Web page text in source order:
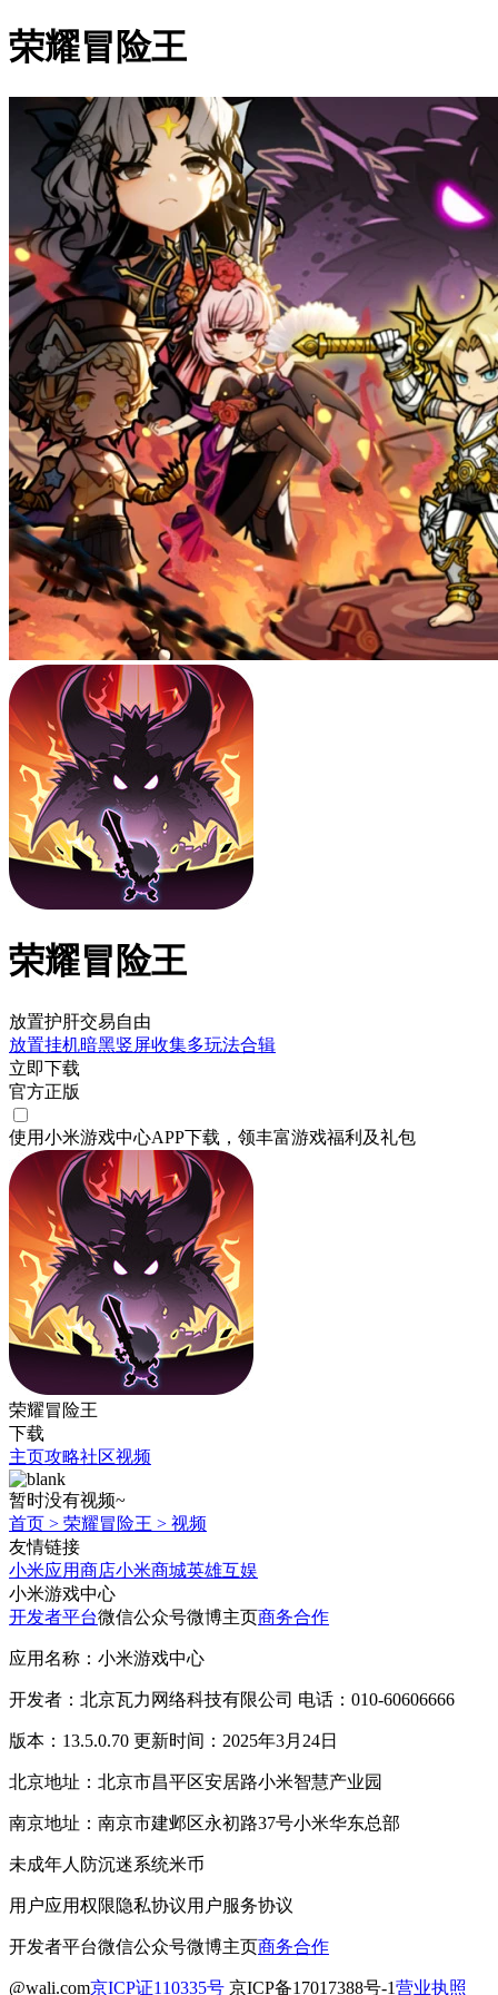
荣耀冒险王
荣耀冒险王
放置护肝交易自由
放置挂机暗黑竖屏收集多玩法合辑
立即下载
官方正版
使用小米游戏中心APP下载 ，领丰富游戏福利 及礼包
荣耀冒险王
下载
主页攻略社区视频
暂时没有视频~
首页 > 荣耀冒险王 > 视频
友情链接
小米应用商店小米商城英雄互娱
小米游戏中心
开发者平台微信公众号微博主页商务合作
应用名称：小米游戏中心
开发者：北京瓦力网络科技有限公司 电话：010-60606666
版本：13.5.0.70 更新时间：2025年3月24日
北京地址：北京市昌平区安居路小米智慧产业园
南京地址：南京市建邺区永初路37号小米华东总部
未成年人防沉迷系统米币
用户应用权限隐私协议用户服务协议
开发者平台微信公众号微博主页商务合作
@wali.com京ICP证110335号 京ICP备17017388号-1营业执照